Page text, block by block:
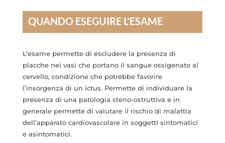
QUANDO ESEGUIRE L’ESAME
L’esame permette di escludere la presenza di
placche nei vasi che portano il sangue ossigenato al
cervello, condizione che potrebbe favorire
l’insorgenza di un ictus. Permette di individuare la
presenza di una patologia steno-ostruttiva e in
generale permette di valutare il rischio di malattia
dell’apparato cardiovascolare in soggetti sintomatici
e asintomatici.